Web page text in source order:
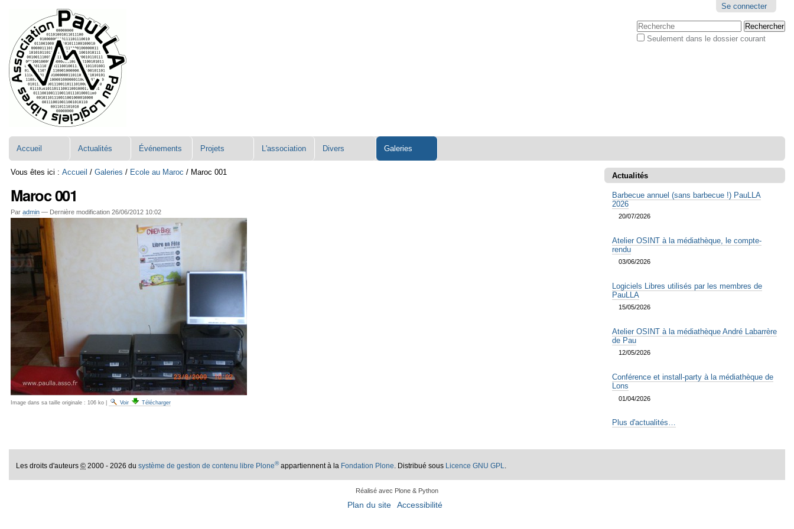
contenu.
Aller
à
la
navigation
personnels
Se connecter
Chercher par
Seulement dans le dossier courant
Accueil Actualités Événements Projets L'association Divers Galeries
Vous êtes ici : Accueil /Galeries / Ecole au Maroc / Maroc 001
Maroc 001
Paradmin — Dernière modification 26/06/2012 10:02
Image dans sa taille originale : 106 ko Voir Télécharger
Actualités
Barbecue annuel (sans barbecue !) PauLLA
2026
20/07/2026
Atelier OSINT à la médiathèque, le compte-
rendu
03/06/2026
Logiciels Libres utilisés par les membres de
PauLLA
15/05/2026
Atelier OSINT à la médiathèque André Labarrère
de Pau
12/05/2026
Conférence et install-party à la médiathèque de
Lons
01/04/2026
Plus d'actualités…
Les droits d'auteurs© 2000 - 2026 dusystème de gestion de contenu libre Plone®appartiennent à la Fondation Plone . Distribué sous Licence GNU GPL
Réalisé avec Plone & Python
Plan du site Accessibilité